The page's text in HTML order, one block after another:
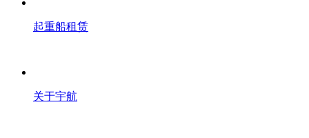
起重船租赁
关于宇航